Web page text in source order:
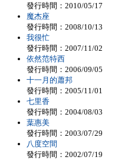
發行時間：2010/05/17
魔杰座
發行時間：2008/10/13
我很忙
發行時間：2007/11/02
依然范特西
發行時間：2006/09/05
十一月的蕭邦
發行時間：2005/11/01
七里香
發行時間：2004/08/03
葉惠美
發行時間：2003/07/29
八度空間
發行時間：2002/07/19